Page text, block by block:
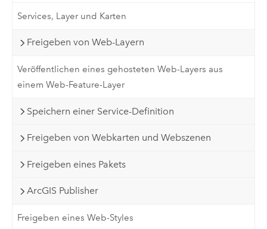
Services, Layer und Karten
Freigeben von Web-Layern
Veröffentlichen eines gehosteten Web-Layers aus
einem Web-Feature-Layer
Speichern einer Service-Definition
Freigeben von Webkarten und Webszenen
Freigeben eines Pakets
ArcGIS Publisher
Freigeben eines Web-Styles